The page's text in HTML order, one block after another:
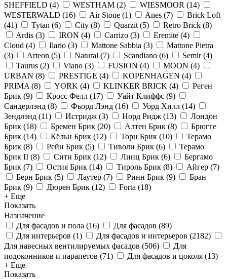
SHEFFIELD (4) WESTHAM (2) WIESMOOR (14)
WESTERWALD (16) Air Stone (1) Anes (7)
Brick Loft
(41) Tytan (6) City (8) Quarzit (5) Retro Brick (8)
Ardis (3) IRON (4) Carrizo (3) Eremite (4)
Cloud (4) Ilario (3) Mattone Sabbia (3)
Mattone Pietra
(3) Arteon (5) Natural (7) Scandiano (6) Semir(4)
Taurus (2) Viano (3) FUSION (4) MOON (4)
URBAN (8) PRESTIGE (4) KOPENHAGEN (4)
PRIMA (8) YORK (4) KLINKER BRICK (4)
Реген
Брик (9) Кросс Фелл (17) Уайт Клиффс (9)
Сандерлэнд (8) Фьорд Лэнд (16) Уорд Хилл (14)
Зендлэнд (11) Истридж (3) Норд Ридж (13)
Лондон
Брик (18) Бремен Брик (20) Алтен Брик (8)
Брюгге
Брик (14) Кёльн Брик (12) Торн Брик (10)
Терамо
Брик (8) Рейн Брик (5) Тиволи Брик (6)
Терамо
Брик II (8) Сити Брик (12) Линц Брик (6)
Бергамо
Брик (7) Остия Брик (14) Тироль Брик (8) Айгер (7)
Берн Брик (5) Лаутер (7) Ринн Брик (9)
Бран
Брик (9) Дюрен Брик (12) Forta (18)
+ Еще
Показать
Назначение
Для фасадов и пола (16) Для фасадов (89)
Для интерьеров (1) Для фасадов и интерьеров (2182)
Для навесных вентилируемых фасадов (506)
Для
подоконников и парапетов (71) Для фасадов и цоколя (13)
+ Еще
Показать